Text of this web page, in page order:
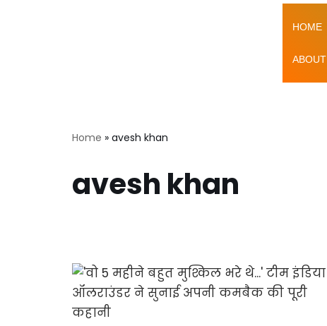
HOME
ABOUT
Home » avesh khan
avesh khan